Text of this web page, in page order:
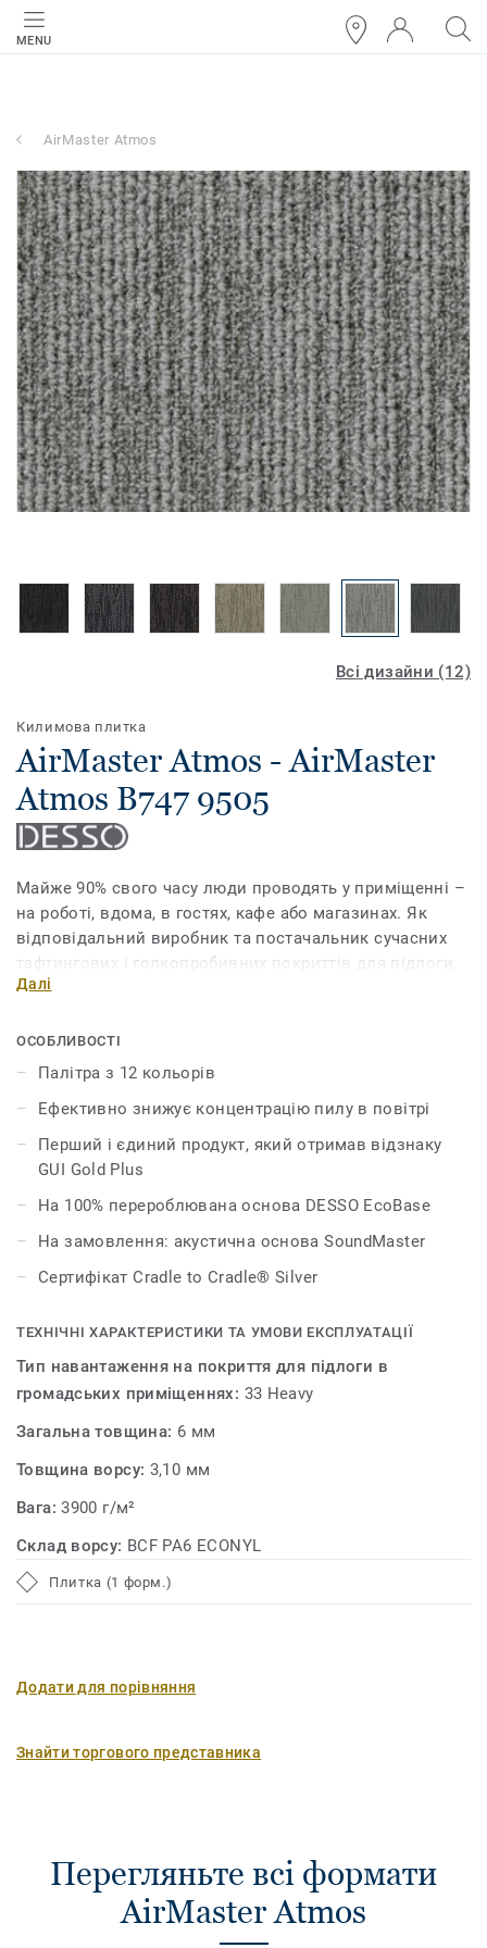
MENU
AirMaster Atmos
Всі дизайни (12)
Килимова плитка
AirMaster Atmos - AirMaster
Atmos B747 9505
Майже 90% свого часу люди проводять у приміщенні –
на роботі, вдома, в гостях, кафе або магазинах. Як
відповідальний виробник та постачальник сучасних
тафтингових і голкопробивних покриттів для підлоги,
ми вважаємо своїм обов'язком розробляти продукти,
ефективному робочому процесу.Килимова плитка
Desso AirMaster® Atmos™, має запатентовану
технологію, яка знижує концентрацію дрібного пилу в
повітрі в чотири рази ефективніше, ніж звичайні
килими й у вісім разів ефективніше, ніж інші види
покриттів.
Палітра колекції складається з 12 кольорів
нейтральних і яскравих відтінків, які стануть
інтер’єру. DESSO AirMaster Atmos™ ,має якісну
перероблюваної сировини у відповідності до
принципів безвідходного виробництва Cradle to
Далі
ОСОБЛИВОСТІ
Палітра з 12 кольорів
Ефективно знижує концентрацію пилу в повітрі
Перший і єдиний продукт, який отримав відзнаку
GUI Gold Plus
На 100% перероблювана основа DESSO EcoBase
На замовлення: акустична основа SoundMaster
Сертифікат Cradle to Cradle® Silver
ТЕХНІЧНІ ХАРАКТЕРИСТИКИ ТА УМОВИ ЕКСПЛУАТАЦІЇ
Тип навантаження на покриття для підлоги в
громадських приміщеннях: 33 Heavy
Загальна товщина: 6 мм
Товщина ворсу: 3,10 мм
Вага:3900 г/м²
Склад ворсу: BCF PA6 ECONYL
Плитка (1 форм.)
Додати для порівняння
Знайти торгового представника
Перегляньте всі формати
AirMaster Atmos